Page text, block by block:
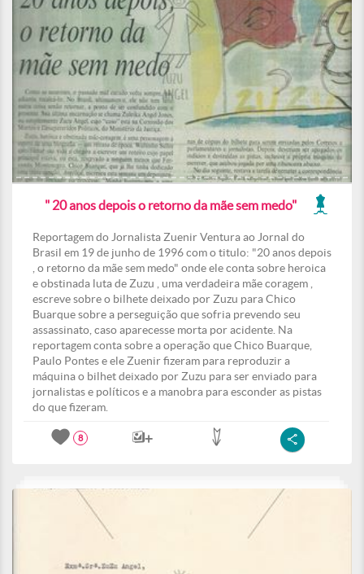
" 20 anos depois o retorno da mãe sem medo"
Reportagem do Jornalista Zuenir Ventura ao Jornal do
Brasil em 19 de junho de 1996 com o titulo: "20 anos depois
, o retorno da mãe sem medo" onde ele conta sobre heroica
e obstinada luta de Zuzu , uma verdadeira mãe coragem ,
escreve sobre o bilhete deixado por Zuzu para Chico
Buarque sobre a perseguição que sofria prevendo seu
assassinato, caso aparecesse morta por acidente. Na
reportagem conta sobre a operação que Chico Buarque,
Paulo Pontes e ele Zuenir fizeram para reproduzir a
máquina o bilhet deixado por Zuzu para ser enviado para
jornalistas e políticos e a manobra para esconder as pistas
do que fizeram.
8